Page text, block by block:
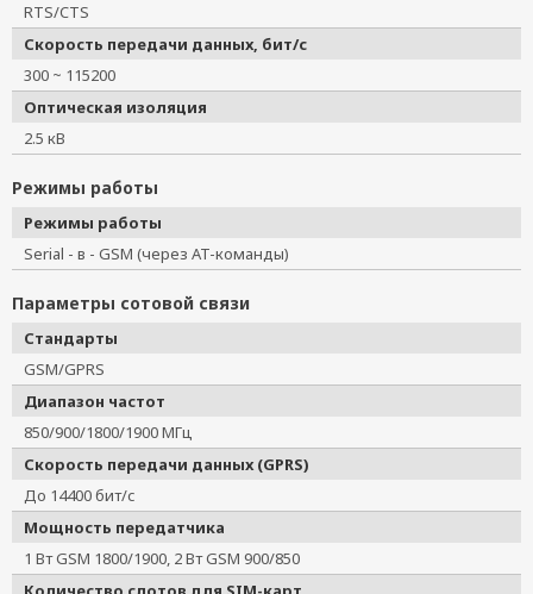
RTS/CTS
Скорость передачи данных, бит/с
300 ~ 115200
Оптическая изоляция
2.5 кВ
Режимы работы
Режимы работы
Serial - в - GSM (через AT-команды)
Параметры сотовой связи
Стандарты
GSM/GPRS
Диапазон частот
850/900/1800/1900 МГц
Скорость передачи данных (GPRS)
До 14400 бит/с
Мощность передатчика
1 Вт GSM 1800/1900, 2 Вт GSM 900/850